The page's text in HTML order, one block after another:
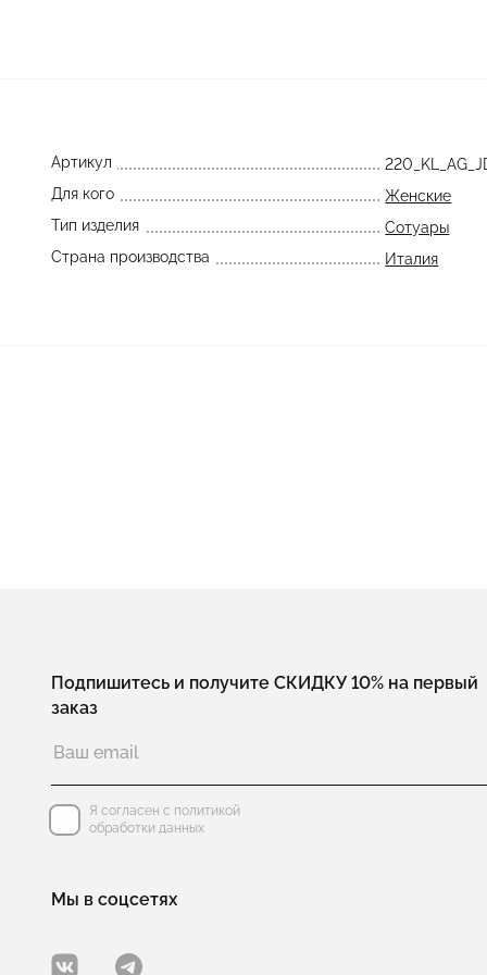
Артикул
Для кого
Женские
Тип изделия
Сотуары
Страна производства
Италия
Подпишитесь и получите СКИДКУ 10% на первый
заказ
Я согласен с политикой
обработки данных
Мы в соцсетях